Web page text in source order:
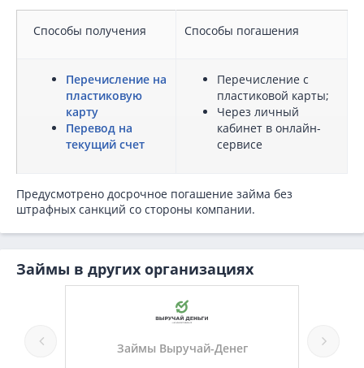
Способы получения Способы погашения
Перечисление на
пластиковую
карту
Перевод на
текущий счет
Перечисление с
пластиковой карты;
Через личный
кабинет в онлайн-
сервисе
Предусмотрено досрочное погашение займа без
штрафных санкций со стороны компании.
Займы в других организациях
Займы Выручай-Денег